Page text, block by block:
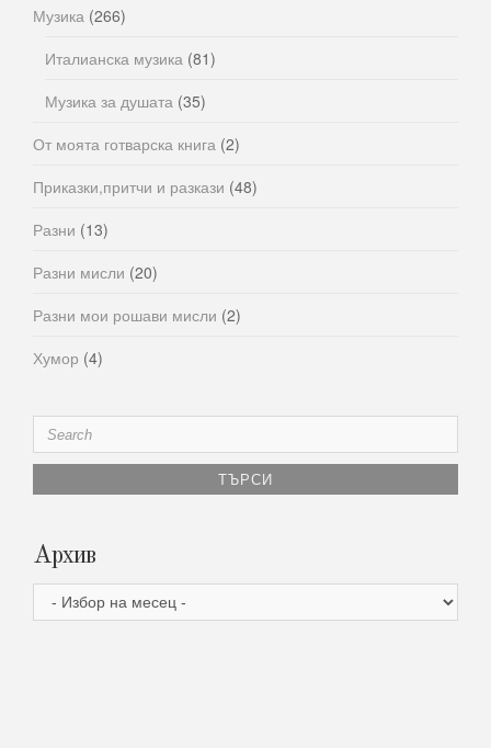
Музика (266)
Италианска музика (81)
Музика за душата (35)
От моята готварска книга (2)
Приказки,притчи и разкази (48)
Разни (13)
Разни мисли (20)
Разни мои рошави мисли (2)
Хумор (4)
Search
for:
Архив
Архив